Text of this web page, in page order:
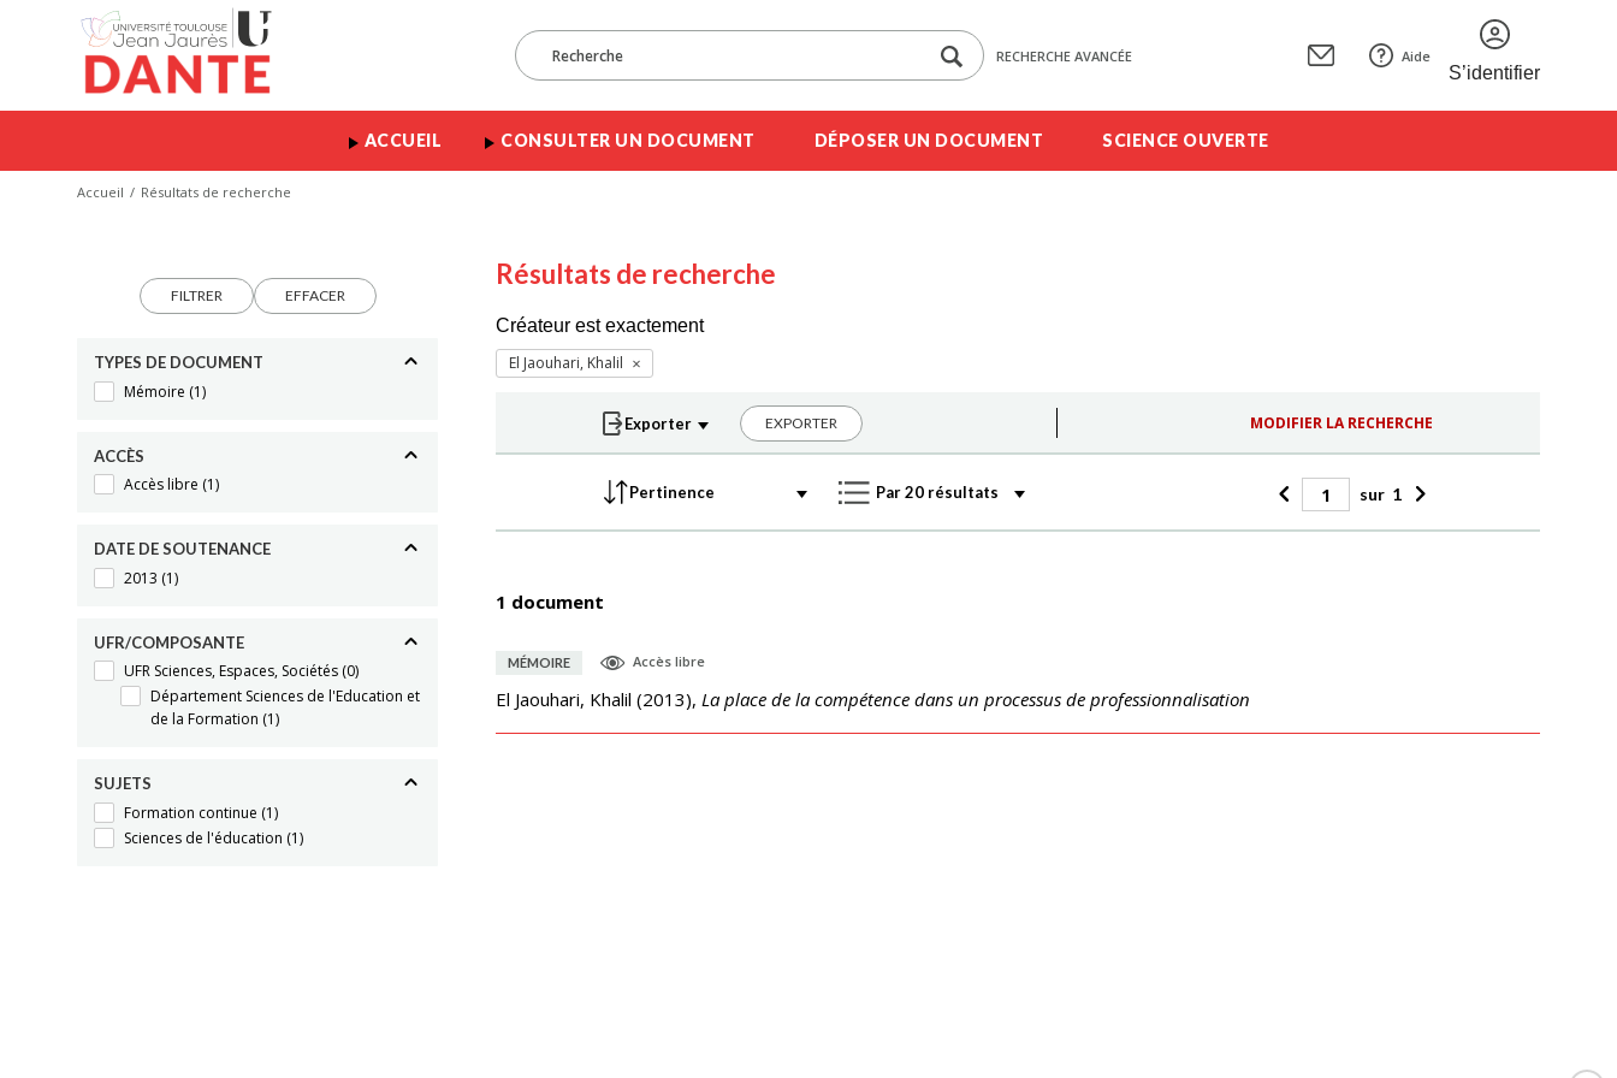
RECHERCHE AVANCÉE Aide
S’identifier
ACCUEIL CONSULTER UN DOCUMENT DÉPOSER UN DOCUMENT SCIENCE OUVERTE
Accueil Résultats de recherche
FILTRER EFFACER
TYPES DE DOCUMENT
Mémoire (1)
ACCÈS
Accès libre (1)
DATE DE SOUTENANCE
2013 (1)
UFR/COMPOSANTE
UFR Sciences, Espaces, Sociétés (0)
Département Sciences de l'Education et
de la Formation (1)
SUJETS
Formation continue (1)
Sciences de l'éducation (1)
Résultats de recherche
Créateur est exactement
El Jaouhari, Khalil
EXPORTER MODIFIER LA RECHERCHE
sur 1
1 document
MÉMOIRE Accès libre
El Jaouhari, Khalil (2013), La place de la compétence dans un processus de professionnalisation